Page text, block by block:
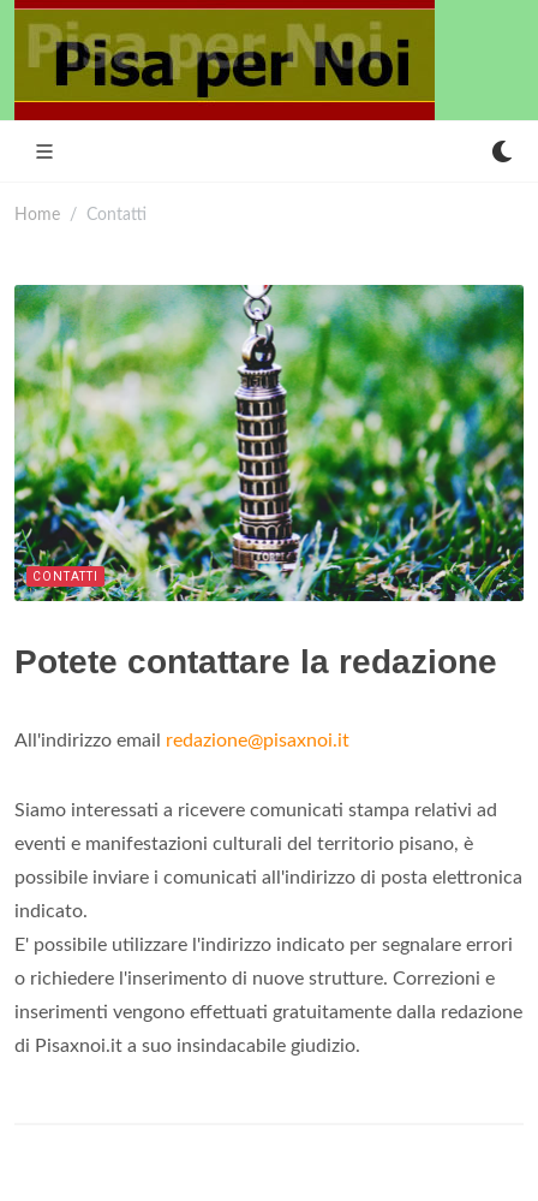
Home Contatti
CONTATTI
Potete contattare la redazione
All'indirizzo email redazione@pisaxnoi.it
Siamo interessati a ricevere comunicati stampa relativi ad
eventi e manifestazioni culturali del territorio pisano, è
possibile inviare i comunicati all'indirizzo di posta elettronica
indicato.
E' possibile utilizzare l'indirizzo indicato per segnalare errori
o richiedere l'inserimento di nuove strutture. Correzioni e
inserimenti vengono effettuati gratuitamente dalla redazione
di Pisaxnoi.it a suo insindacabile giudizio.